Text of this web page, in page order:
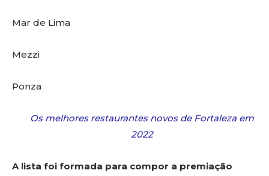
Mar de Lima
Mezzi
Ponza
Os melhores restaurantes novos de Fortaleza em
2022
A lista foi formada para compor a premiação